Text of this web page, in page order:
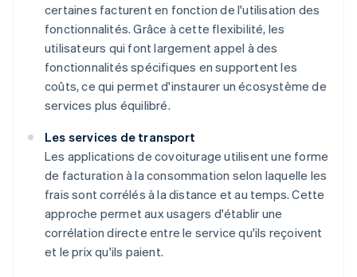
certaines facturent en fonction de l'utilisation des
fonctionnalités. Grâce à cette flexibilité, les
utilisateurs qui font largement appel à des
fonctionnalités spécifiques en supportent les
coûts, ce qui permet d'instaurer un écosystème de
services plus équilibré.
Les services de transport
Les applications de covoiturage utilisent une forme
de facturation à la consommation selon laquelle les
frais sont corrélés à la distance et au temps. Cette
approche permet aux usagers d'établir une
corrélation directe entre le service qu'ils reçoivent
et le prix qu'ils paient.